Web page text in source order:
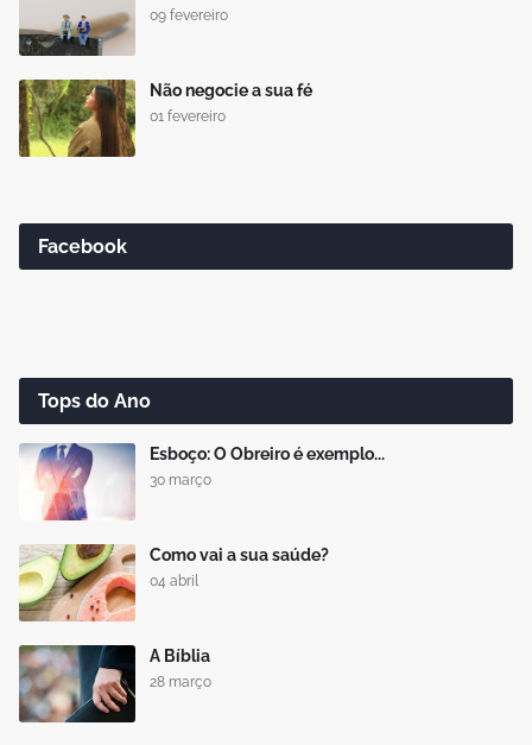
09 fevereiro
Não negocie a sua fé
01 fevereiro
Facebook
Tops do Ano
Esboço: O Obreiro é exemplo...
30 março
Como vai a sua saúde?
04 abril
A Bíblia
28 março